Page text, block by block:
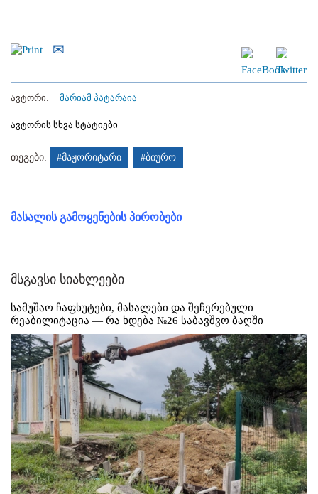
ავტორი: მარიამ პატარაია
ავტორის სხვა სტატიები
თეგები: #მაჟორიტარი #ბიურო
მასალის გამოყენების პირობები
მსგავსი სიახლეები
სამუშაო ჩაფხუტები, მასალები და შეჩერებული
რეაბილიტაცია — რა ხდება №26 საბავშვო ბაღში